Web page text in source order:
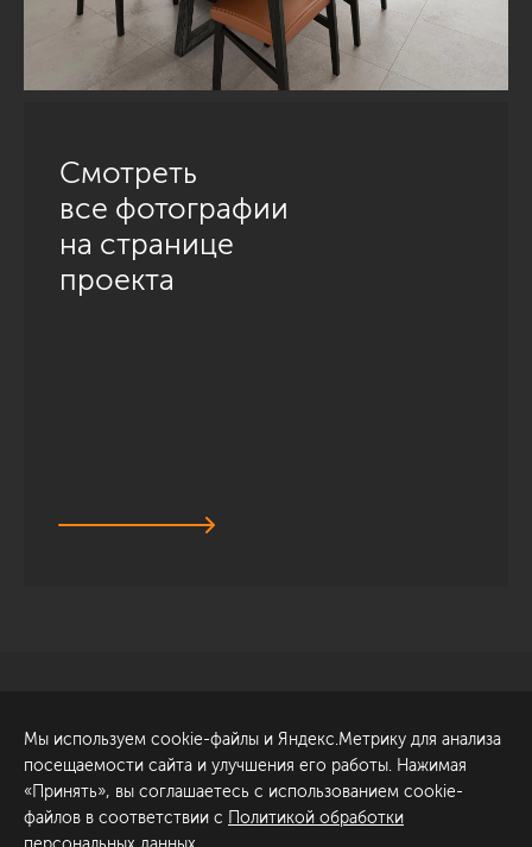
Смотреть
все фотографии
на странице
проекта
Обсудить проект
ул. Академика Павлова, 6
к1
+7 (812) 200-95-55
Мы используем cookie-файлы и Яндекс.Метрику для анализа
посещаемости сайта и улучшения его работы. Нажимая
«Принять», вы соглашаетесь с использованием cookie-
файлов в соответствии с Политикой обработки